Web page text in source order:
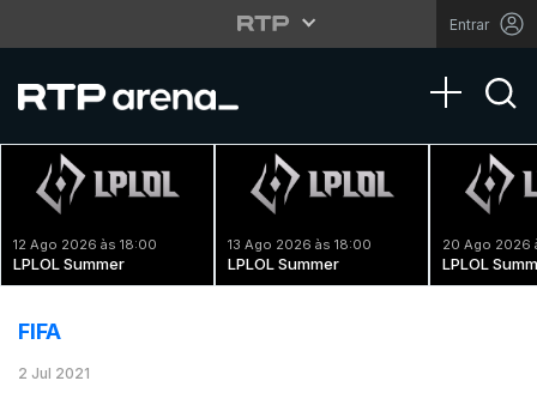
Entrar
Toggle
12 Ago 2026 às 18:00
LPLOL Summer
13 Ago 2026 às 18:00
LPLOL Summer
20 Ago 2026
LPLOL
FIFA
2 Jul 2021